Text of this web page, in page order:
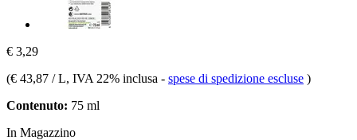
€ 3,29
(€ 43,87 / L, IVA 22% inclusa - spese di spedizione escluse )
Contenuto: 75 ml
In Magazzino